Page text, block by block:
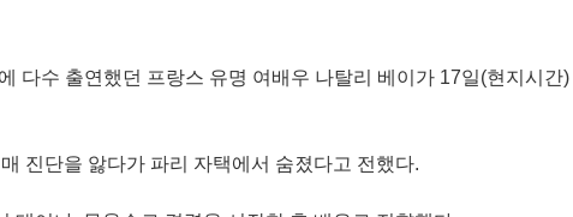
다수 출연했던 프랑스 유명 여배우 나탈리 베이가 17일(현지시
진단을 앓다가 파리 자택에서 숨졌다고 전했다.